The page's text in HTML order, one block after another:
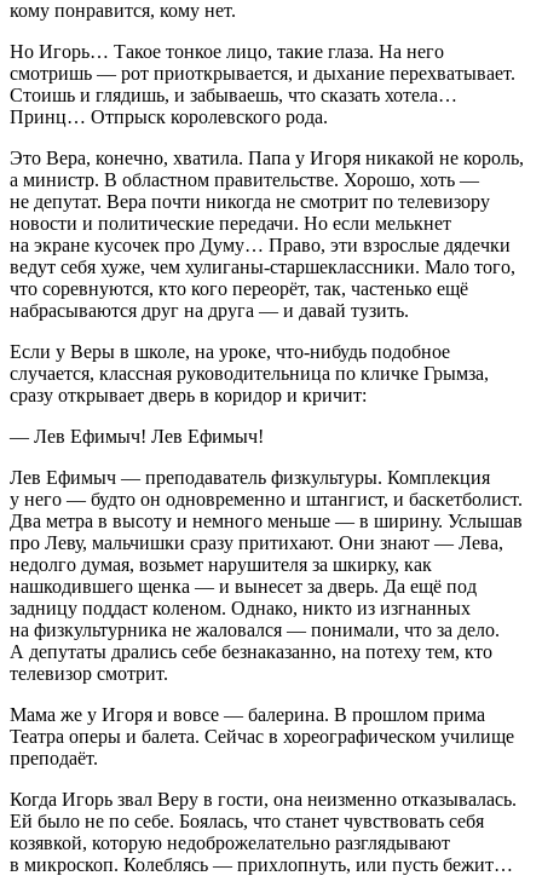
кому понравится, кому нет.
Но Игорь… Такое тонкое лицо, такие глаза. На него
смотришь — рот приоткрывается, и дыхание перехватывает.
Стоишь и глядишь, и забываешь, что сказать хотела…
Принц… Отпрыск королевского рода.
Это Вера, конечно, хватила. Папа у Игоря никакой не король,
а министр. В областном правительстве. Хорошо, хоть —
не депутат. Вера почти никогда не смотрит по телевизору
новости и политические передачи. Но если мелькнет
на экране кусочек про Думу… Право, эти взрослые дядечки
ведут себя хуже, чем хулиганы-старшеклассники. Мало того,
что соревнуются, кто кого переорёт, так, частенько ещё
набрасываются друг на друга — и давай тузить.
Если у Веры в школе, на уроке, что-нибудь подобное
случается, классная руководительница по кличке Грымза,
сразу открывает дверь в коридор и кричит:
— Лев Ефимыч! Лев Ефимыч!
Лев Ефимыч — преподаватель физкультуры. Комплекция
у него — будто он одновременно и штангист, и баскетболист.
Два метра в высоту и немного меньше — в ширину. Услышав
про Леву, мальчишки сразу притихают. Они знают — Лева,
недолго думая, возьмет нарушителя за шкирку, как
нашкодившего щенка — и вынесет за дверь. Да ещё под
задницу поддаст коленом. Однако, никто из изгнанных
на физкультурника не жаловался — понимали, что за дело.
А депутаты дрались себе безнаказанно, на потеху тем, кто
телевизор смотрит.
Мама же у Игоря и вовсе — балерина. В прошлом прима
Театра оперы и балета. Сейчас в хореографическом училище
преподаёт.
Когда Игорь звал Веру в гости, она неизменно отказывалась.
Ей было не по себе. Боялась, что станет чувствовать себя
козявкой, которую недоброжелательно разглядывают
в микроскоп. Колеблясь — прихлопнуть, или пусть бежит…